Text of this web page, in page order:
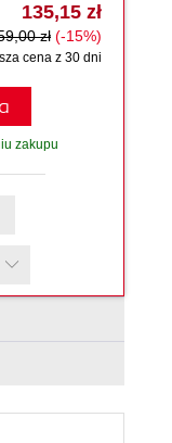
135,15 zł
zł (-15%)
cena z 30 dni
zakupu